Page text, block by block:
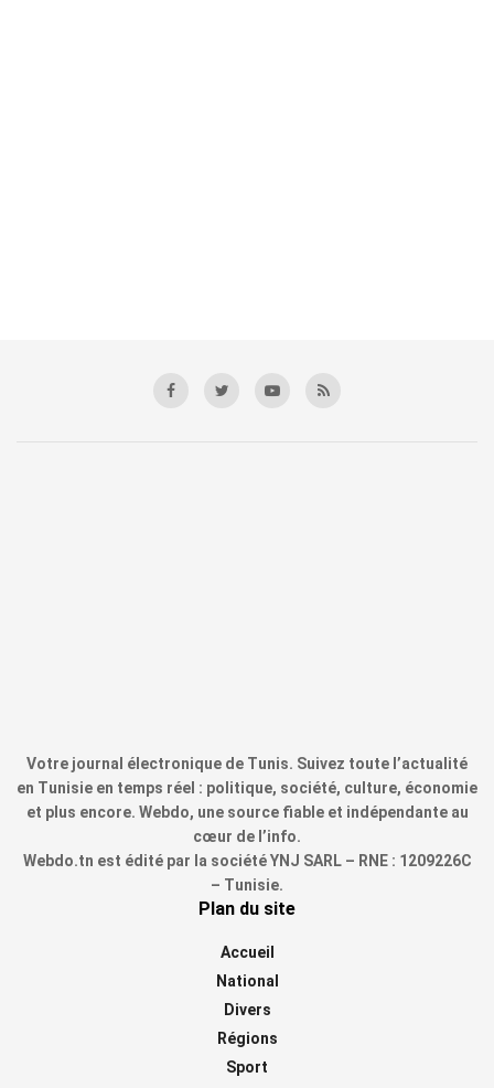
Votre journal électronique de Tunis. Suivez toute l’actualité
en Tunisie en temps réel : politique, société, culture, économie
et plus encore. Webdo, une source fiable et indépendante au
cœur de l’info.
Webdo.tn est édité par la société YNJ SARL – RNE : 1209226C
– Tunisie.
Plan du site
Accueil
National
Divers
Régions
Sport